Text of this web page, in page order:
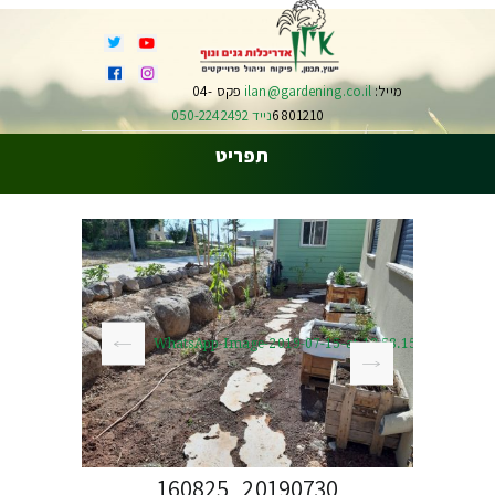
מייל:ilan@gardening.co.il
פקס 04-
6801210נייד 050-2242492
תפריט
WhatsApp-Image-2019-07-15-at-12.58.151-1